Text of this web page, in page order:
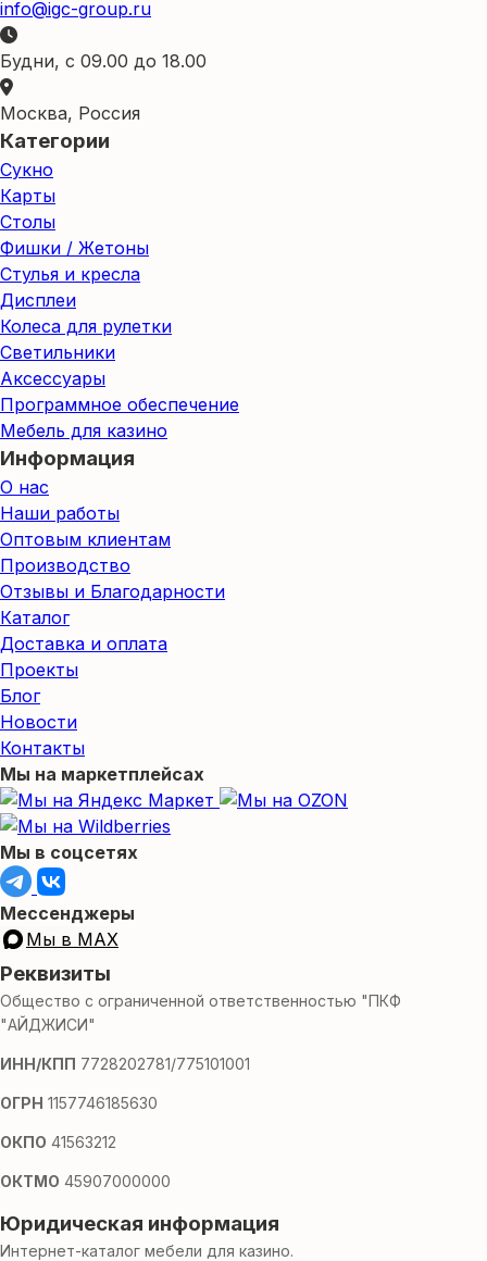
info@igc-group.ru
Будни, с 09.00 до 18.00
Москва, Россия
Категории
Сукно
Карты
Столы
Фишки / Жетоны
Стулья и кресла
Дисплеи
Колеса для рулетки
Светильники
Аксессуары
Программное обеспечение
Мебель для казино
Информация
О нас
Наши работы
Оптовым клиентам
Производство
Отзывы и Благодарности
Каталог
Доставка и оплата
Проекты
Блог
Новости
Контакты
Мы на маркетплейсах
Мы в соцсетях
Мессенджеры
Мы в MAX
Реквизиты
Общество с ограниченной ответственностью "ПКФ
"АЙДЖИСИ"
ИНН/КПП 7728202781/775101001
ОГРН 1157746185630
ОКПО 41563212
ОКТМО 45907000000
Юридическая информация
Интернет-каталог мебели для казино.